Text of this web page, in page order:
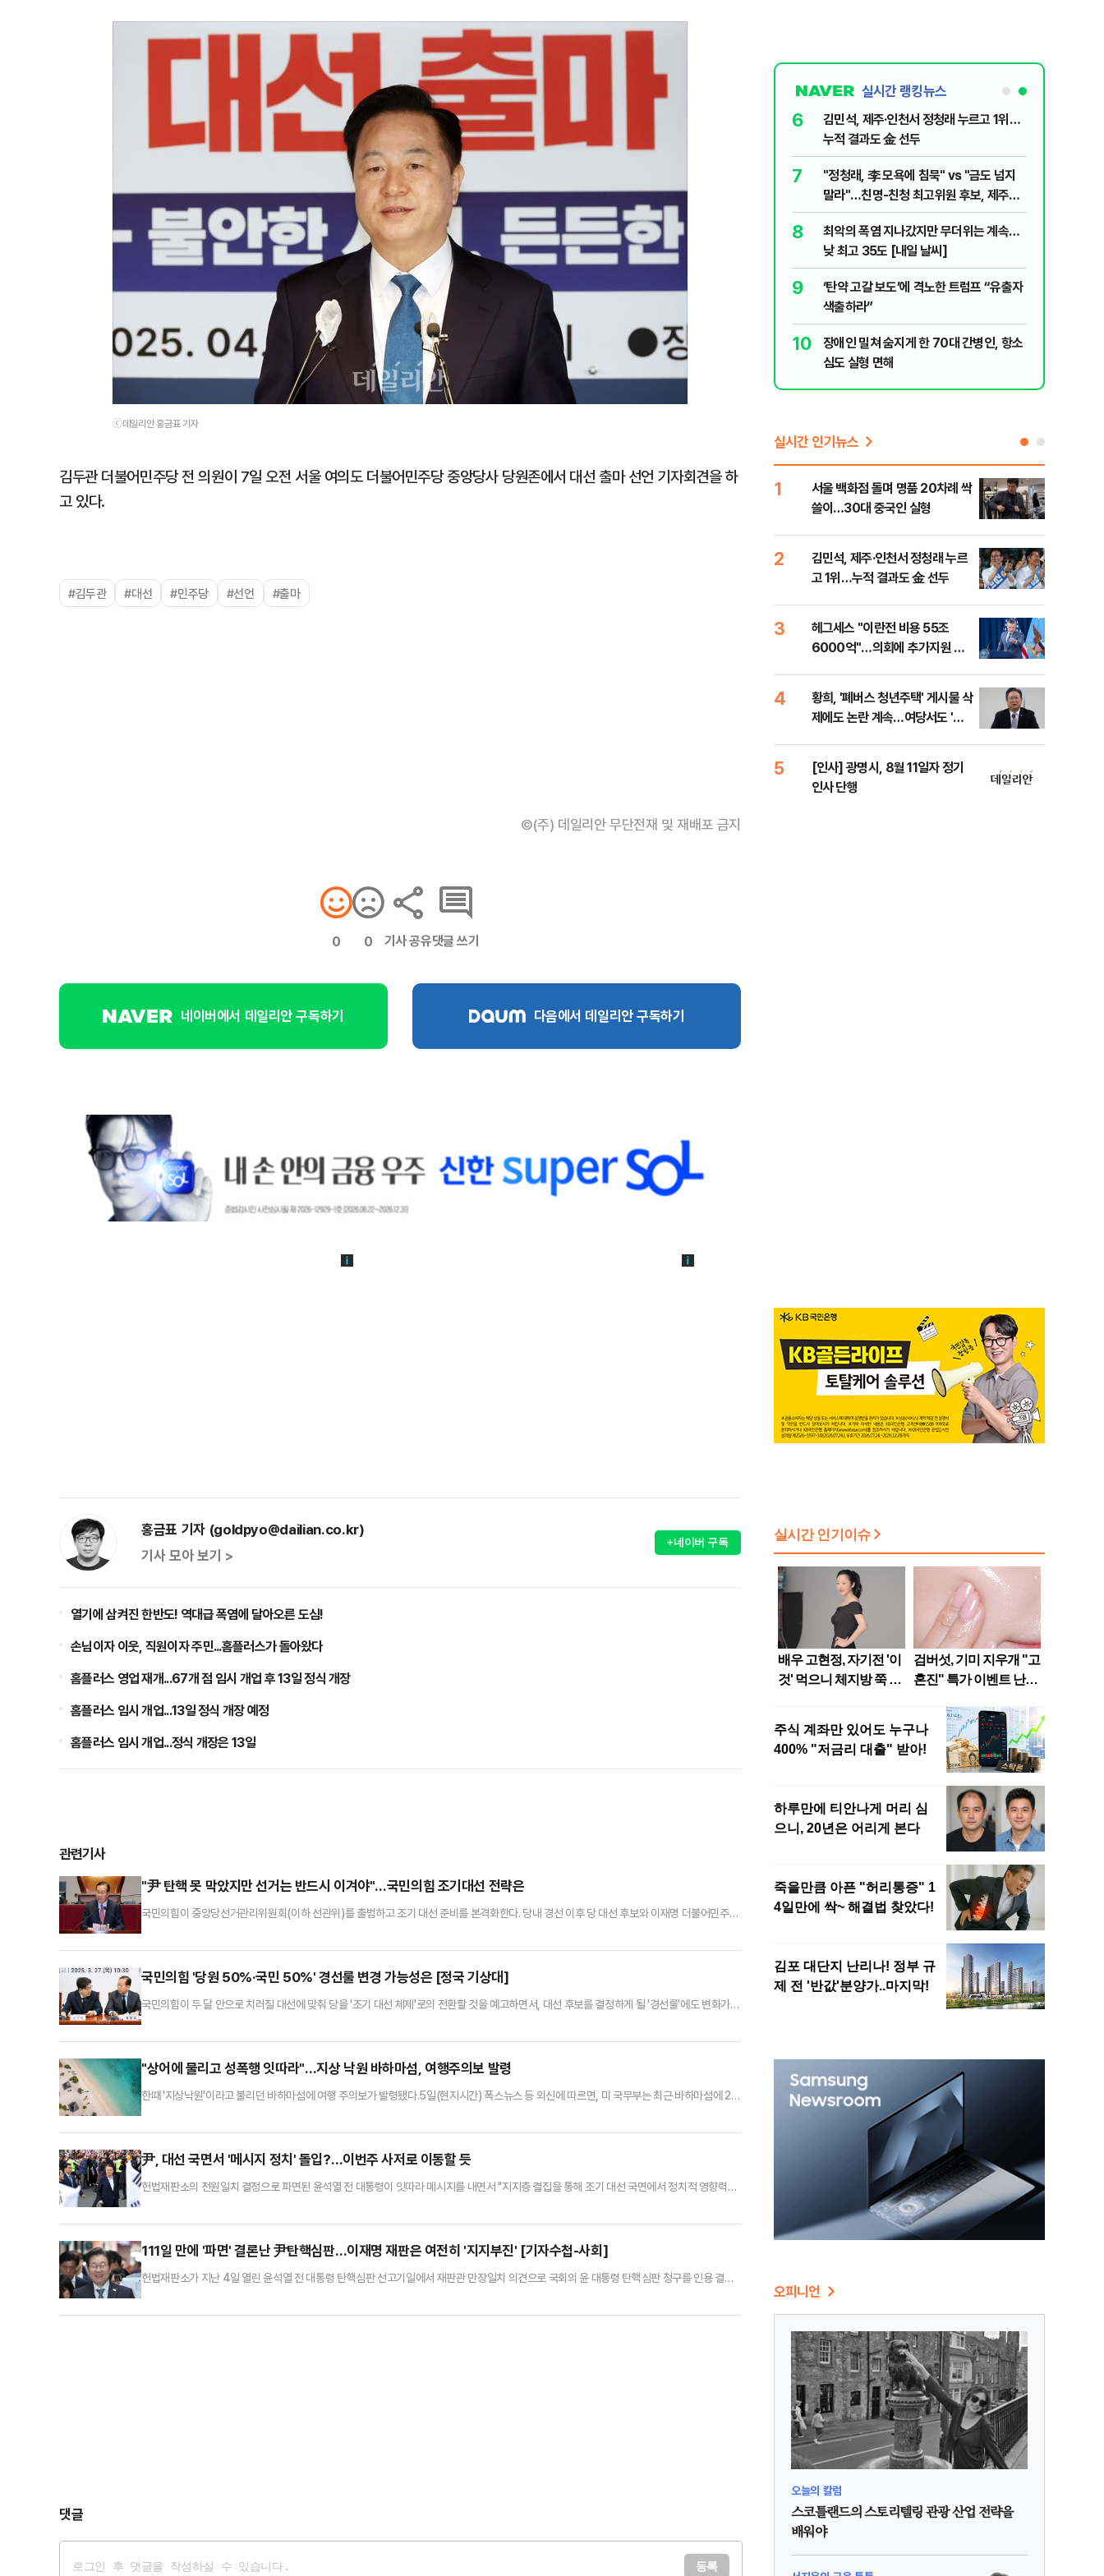
ⓒ데일리안 홍금표 기자
김두관 더불어민주당 전 의원이 7일 오전 서울 여의도 더불어민주당 중앙당사 당원존에서 대선 출마 선언 기자회견을 하
고 있다.
#김두관 #대선 #민주당 #선언 #출마
©(주) 데일리안 무단전재 및 재배포 금지
0 0 기사 공유댓글 쓰기
네이버에서 데일리안 구독하기 다음에서 데일리안 구독하기
홍금표 기자 (goldpyo@dailian.co.kr)
기사 모아 보기 >
+네이버 구독
열기에 삼켜진 한반도! 역대급 폭염에 달아오른 도심!
손님이자 이웃, 직원이자 주민...홈플러스가 돌아왔다
홈플러스 영업 재개...67개 점 임시 개업 후 13일 정식 개장
홈플러스 임시 개업...13일 정식 개장 예정
홈플러스 임시 개업...정식 개장은 13일
관련기사
"尹 탄핵 못 막았지만 선거는 반드시 이겨야"…국민의힘 조기대선 전략은
국민의힘이 중앙당선거관리위원회(이하 선관위)를 출범하고 조기 대선 준비를 본격화한다. 당내 경선 이후 당 대선 후보와 이재명 더불어민주당
위를 구성해 발표한다. 전날 4선 이상 중진 비상총회와 의원총회를 잇따라 열며 조기 대선에 대한 의견을 모은 결과, 본격적인 '대선 체제'로 당을
국민의힘 '당원 50%·국민 50%' 경선룰 변경 가능성은 [정국 기상대]
국민의힘이 두 달 안으로 치러질 대선에 맞춰 당을 '조기 대선 체제'로의 전환할 것을 예고하면서, 대선 후보를 결정하게 될 '경선룰'에도 변화가
다.당 안팎에선 이번 대선에서 중도층 표심이 가장 중요할 것으로 보고, 경선룰에서 일반 국민 비중을 늘려야 한다는 주장이 나온다. 하지만 현행
"상어에 물리고 성폭행 잇따라"…지상 낙원 바하마섬, 여행주의보 발령
한때 '지상낙원'이라고 불리던 바하마섬에 여행 주의보가 발령됐다.5일(현지시간) 폭스뉴스 등 외신에 따르면, 미 국무부는 최근 바하마섬에 2단
카리브해 사이에 자리 잡은 바하마는 대표적인 휴양지다. 700여 개의 섬으로 이루어진 바하마는 바닷속 화려한 산호초와 열대어 등 아름다운 생
尹, 대선 국면서 '메시지 정치' 돌입?…이번주 사저로 이동할 듯
헌법재판소의 전원일치 결정으로 파면된 윤석열 전 대통령이 잇따라 메시지를 내면서 "지지층 결집을 통해 조기 대선 국면에서 정치적 영향력을
인단'에게 메시지를 전달했다.윤석열 전 대통령은 6일 자신을 지지해 온 탄핵 반대 단체인 '국민변호인단'에 "늘 여러분 곁을 지키겠다"는 메시지
111일 만에 '파면' 결론난 尹탄핵심판…이재명 재판은 여전히 '지지부진' [기자수첩-사회]
헌법재판소가 지난 4일 열린 윤석열 전 대통령 탄핵심판 선고기일에서 재판관 만장일치 의견으로 국회의 윤 대통령 탄핵심판 청구를 인용 결정
소추된 날로부터 111일 만에 파면되며 임기를 채우지 못하고 자리에서 물러나게 됐다.헌법재판소법은 대통령 탄핵의 경우 탄핵소추안을 접수한
댓글
실시간 랭킹뉴스
충주시장의 재치 있는 제안…추천 2000
제로 갈 가능성 있나…범인의 실체는?
3
1236회 로또 1등 당첨번호
'12·18·21·29·34·38'번…1등 당첨지역
어디?
4
"출근길에 우연히 복권 샀는데…" 1등 5억
5
경찰, 드라마 '김부장' 제작사 회장 수사…
자본시장법 위반 의혹
6
김민석, 제주·인천서 정청래 누르고 1위…
누적 결과도 金 선두
7
"정청래, 李 모욕에 침묵" vs "금도 넘지
말라"…친명-친청 최고위원 후보, 제주서
격돌
8
최악의 폭염 지나갔지만 무더위는 계속…
낮 최고 35도 [내일 날씨]
9
‘탄약 고갈 보도’에 격노한 트럼프 “유출자
색출하라”
10
장애인 밀쳐 숨지게 한 70대 간병인, 항소
심도 실형 면해
실시간 인기뉴스
1
서울 백화점 돌며 명품 20차례 싹
쓸이…30대 중국인 실형
2
김민석, 제주·인천서 정청래 누르
고 1위…누적 결과도 金 선두
3
헤그세스 "이란전 비용 55조
6000억"…의회에 추가지원 촉
4
황희, '폐버스 청년주택' 게시물 삭
제에도 논란 계속…여당서도 '내
5
[인사] 광명시, 8월 11일자 정기
인사 단행
오피니언
오늘의 칼럼
스코틀랜드의 스토리텔링 관광 산업 전략을
배워야